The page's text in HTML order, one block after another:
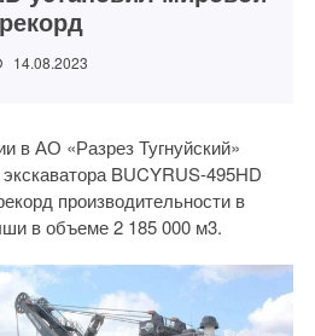
рекорд
14.08.2023
в АО «Разрез Тугнуйский»
BUCYRUS-495HD
производительности в
в объеме 2 185 000 м3.